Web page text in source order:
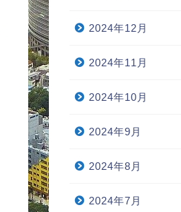
2024年12月
2024年11月
2024年10月
2024年9月
2024年8月
2024年7月